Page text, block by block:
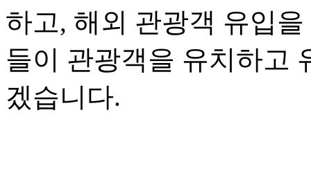
하고, 해외 관광객 유입
들이 관광객을 유치하고
겠습니다.